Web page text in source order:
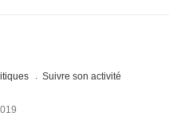
Suivre son activité